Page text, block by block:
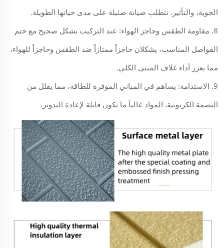
الجوية، والتأثير. تتطلب صيانة ضئيلة على مدى حياتها الطويلة.
8. مقاومة الطقس وحاجز الهواء: عند التركيب بشكل صحيح مع ختم
الفواصل المناسب، يشكلان حاجزاً ممتازاً ضد الطقس وحاجزاً للهواء،
مما يعزز أداء غلاف المبنى الكلي.
9. الاستدامة: يساهم في المباني الموفرة للطاقة، مما يقلل من
البصمة الكربونية. المواد غالباً ما تكون قابلة لإعادة التدوير.